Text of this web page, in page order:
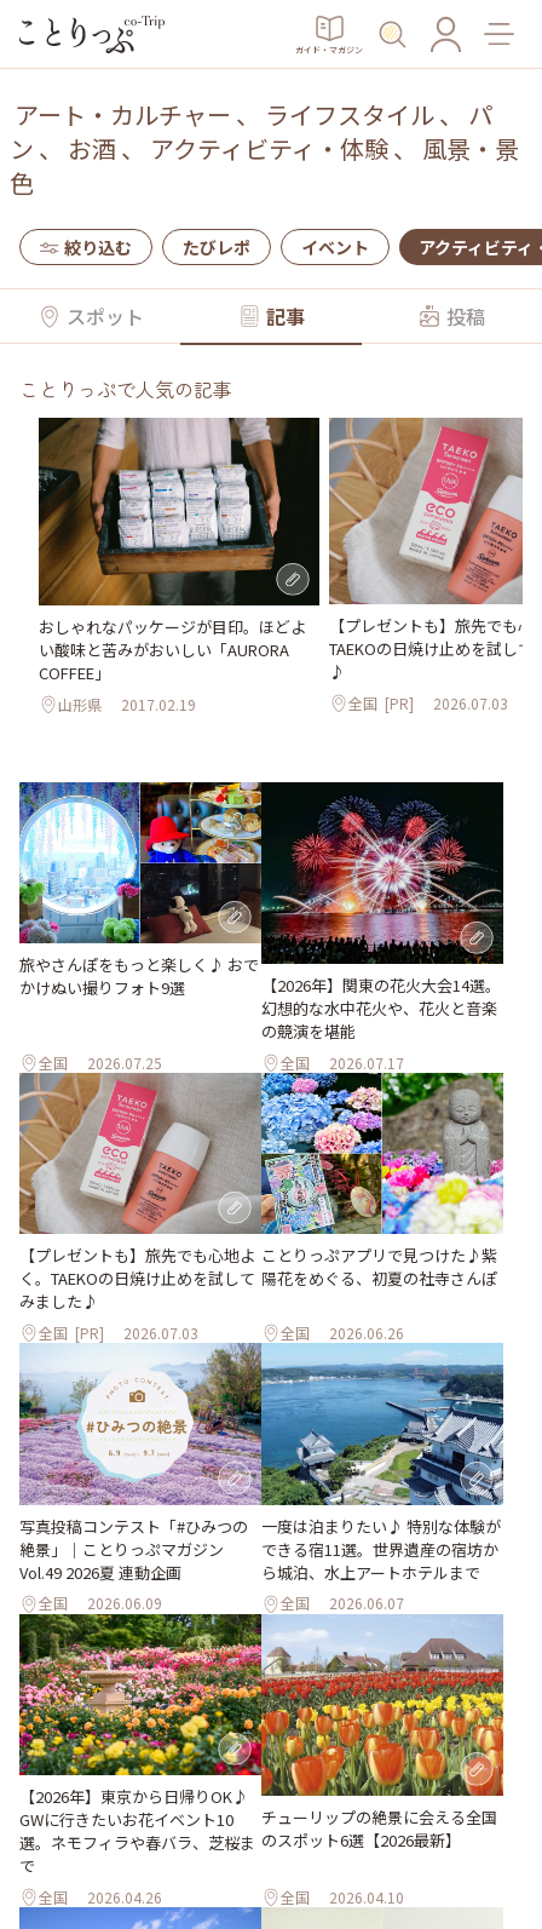
ガイド・マガジン
アート・カルチャー 、 ライフスタイル、 パ
ン 、 お酒 、 アクティビティ・体験、 風景・景
色
絞り込む たびレポ イベント アクティビティ
スポット 記事 投稿
ことりっぷで人気の記事
おしゃれなパッケージが目印。ほどよ
い酸味と苦みがおいしい「AURORA
COFFEE」
山形県 2017.02.19
【プレゼントも】旅先でも心
TAEKOの日焼け止めを試して
♪
全国 [PR] 2026.07.03
旅やさんぽをもっと楽しく♪ おで
かけぬい撮りフォト9選
全国 2026.07.25
【2026年】関東の花火大会14選。
幻想的な水中花火や、花火と音楽
の競演を堪能
全国 2026.07.17
【プレゼントも】旅先でも心地よ
く。TAEKOの日焼け止めを試して
みました♪
全国 [PR] 2026.07.03
ことりっぷアプリで見つけた♪紫
陽花をめぐる、初夏の社寺さんぽ
全国 2026.06.26
写真投稿コンテスト「#ひみつの
絶景」｜ことりっぷマガジン
Vol.49 2026夏 連動企画
全国 2026.06.09
一度は泊まりたい♪ 特別な体験が
できる宿11選。世界遺産の宿坊か
ら城泊、水上アートホテルまで
全国 2026.06.07
【2026年】東京から日帰りOK♪
GWに行きたいお花イベント10
選。ネモフィラや春バラ、芝桜ま
で
全国 2026.04.26
チューリップの絶景に会える全国
のスポット6選【2026最新】
全国 2026.04.10